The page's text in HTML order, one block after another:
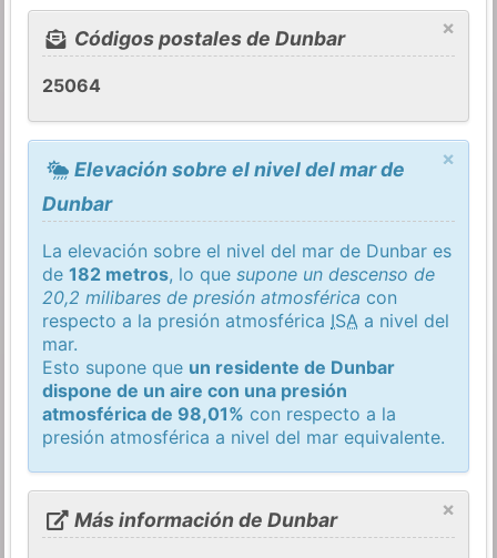
×
Códigos postales de Dunbar
25064
×
Elevación sobre el nivel del mar de
Dunbar
La elevación sobre el nivel del mar de Dunbar es
de182 metros, lo quesupone un descenso de
20,2 milibares de presión atmosférica con
respecto a la presión atmosférica ISA a nivel del
mar.
Esto supone que un residente de Dunbar
dispone de un aire con una presión
atmosférica de 98,01% con respecto a la
presión atmosférica a nivel del mar equivalente.
×
Más información de Dunbar